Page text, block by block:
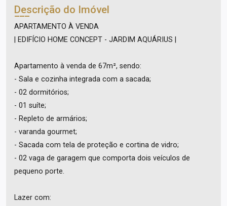
Descrição do Imóvel
APARTAMENTO À VENDA
| EDIFÍCIO HOME CONCEPT - JARDIM AQUÁRIUS |
Apartamento à venda de 67m², sendo:
- Sala e cozinha integrada com a sacada;
- 02 dormitórios;
- 01 suíte;
- Repleto de armários;
- varanda gourmet;
- Sacada com tela de proteção e cortina de vidro;
- 02 vaga de garagem que comporta dois veículos de
pequeno porte.
Lazer com: